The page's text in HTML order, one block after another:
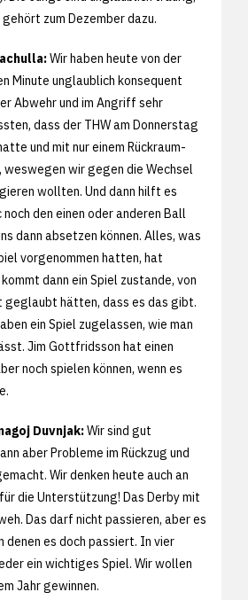
zum Dezember dazu.
Wir haben heute von der
Minute unglaublich konsequent
Abwehr und im Angriff sehr
dass der THW am Donnerstag
und mit nur einem Rückraum-
weswegen wir gegen die Wechsel
wollten. Und dann hilft es
den einen oder anderen Ball
dann absetzen können. Alles, was
vorgenommen hatten, hat
dann ein Spiel zustande, von
geglaubt hätten, dass es das gibt.
ein Spiel zugelassen, wie man
Jim Gottfridsson hat einen
noch spielen können, wenn es
Duvnjak:Wir sind gut
aber Probleme im Rückzug und
Wir denken heute auch an
die Unterstützung! Das Derby mit
Das darf nicht passieren, aber es
denen es doch passiert. In vier
ein wichtiges Spiel. Wir wollen
Jahr gewinnen.